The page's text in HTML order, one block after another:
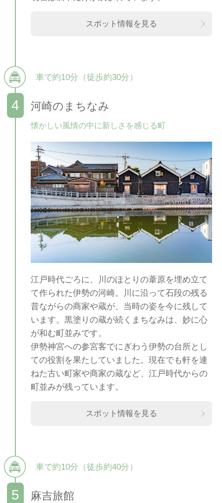
スポット情報を見る
車で約10分（徒歩約30分）
河崎のまちなみ
懐かしい風情の中に新しさを感じる町
江戸時代ごろに、川のほとりの葦原を埋め立て
て作られた伊勢の河崎。川に沿って石段の残る
昔ながらの商家や蔵が、当時の姿を今に残して
います。黒塗りの蔵が続くまちなみは、妙に心
が和む町並みです。
伊勢神宮への参宮客でにぎわう伊勢の台所とし
ての役割を果たしていました。現在でも軒を連
ねた古い町家や商家の蔵など、江戸時代からの
町並みが残っています。
スポット情報を見る
車で約10分（徒歩約40分）
麻吉旅館